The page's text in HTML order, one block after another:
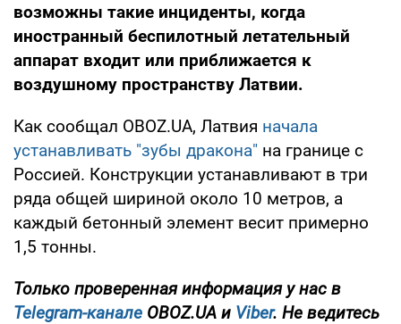
возможны такие инциденты, когда
иностранный беспилотный летательный
аппарат входит или приближается к
воздушному пространству Латвии.
Как сообщал OBOZ.UA, Латвия начала
устанавливать "зубы дракона" на границе с
Россией. Конструкции устанавливают в три
ряда общей шириной около 10 метров, а
каждый бетонный элемент весит примерно
1,5 тонны.
Только проверенная информация у нас в
Telegram-канале OBOZ.UA и Viber. Не ведитесь